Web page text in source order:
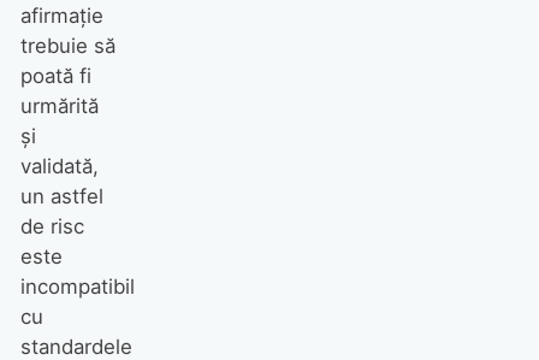
afirmație
trebuie să
poată fi
urmărită
și
validată,
un astfel
de risc
este
incompatibil
cu
standardele